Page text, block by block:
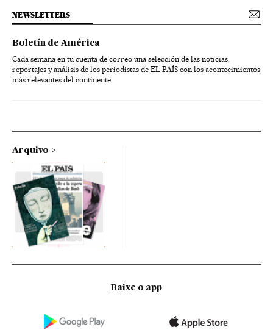
NEWSLETTERS
Boletín de América
Cada semana en tu cuenta de correo una selección de las noticias,
reportajes y análisis de los periodistas de EL PAÍS con los acontecimientos
más relevantes del continente.
Arquivo
Baixe o app